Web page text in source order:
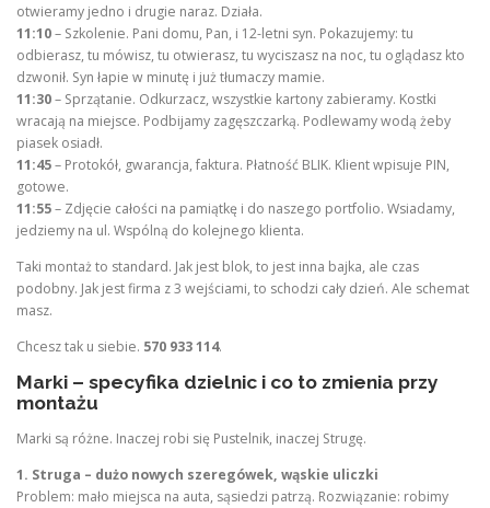
otwieramy jedno i drugie naraz. Działa.
11:10– Szkolenie. Pani domu, Pan, i 12-letni syn. Pokazujemy: tu
odbierasz, tu mówisz, tu otwierasz, tu wyciszasz na noc, tu oglądasz kto
dzwonił. Syn łapie w minutę i już tłumaczy mamie.
11:30– Sprzątanie. Odkurzacz, wszystkie kartony zabieramy. Kostki
wracają na miejsce. Podbijamy zagęszczarką. Podlewamy wodą żeby
piasek osiadł.
11:45– Protokół, gwarancja, faktura. Płatność BLIK. Klient wpisuje PIN,
gotowe.
11:55– Zdjęcie całości na pamiątkę i do naszego portfolio. Wsiadamy,
jedziemy na ul. Wspólną do kolejnego klienta.
Taki montaż to standard. Jak jest blok, to jest inna bajka, ale czas
podobny. Jak jest firma z 3 wejściami, to schodzi cały dzień. Ale schemat
masz.
Chcesz tak u siebie. 570 933 114.
Marki – specyfika dzielnic i co to zmienia przy
montażu
Marki są różne. Inaczej robi się Pustelnik, inaczej Strugę.
1. Struga – dużo nowych szeregówek, wąskie uliczki
Problem: mało miejsca na auta, sąsiedzi patrzą. Rozwiązanie: robimy